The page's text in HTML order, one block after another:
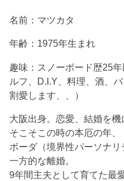
名前：マツカタ
年齢：1975年生まれ
趣味：スノーボード歴25
ルフ、D.I.Y、料理、酒、
割愛します、、）
大阪出身。恋愛、結婚を
そこそこの時の本厄の年、
ボーダ（境界性パーソナリ
一方的な離婚。
9年間主夫として育てた最